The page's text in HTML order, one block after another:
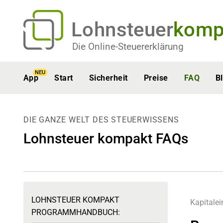
Lohnsteuer
Die Online-Steuererklärung
App
NEU
Start Sicherheit Preise FAQ
DIE GANZE WELT DES STEUERWISSENS
Lohnsteuer kompakt FAQs
LOHNSTEUER KOMPAKT
PROGRAMMHANDBUCH: